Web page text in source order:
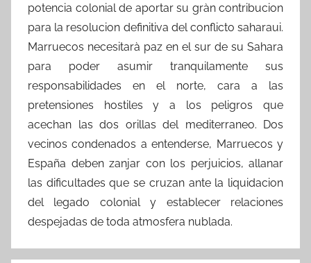
potencia colonial de aportar su gràn contribucion
para la resolucion definitiva del conflicto saharaui.
Marruecos necesitarà paz en el sur de su Sahara
para poder asumir tranquilamente sus
responsabilidades en el norte, cara a las
pretensiones hostiles y a los peligros que
acechan las dos orillas del mediterraneo. Dos
vecinos condenados a entenderse, Marruecos y
España deben zanjar con los perjuicios, allanar
las dificultades que se cruzan ante la liquidacion
del legado colonial y establecer relaciones
despejadas de toda atmosfera nublada.